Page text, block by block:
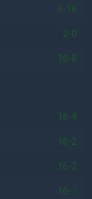
4-16
2-0
16-8
16-4
16-2
16-2
16-7